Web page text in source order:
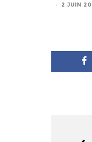
· 2 JUIN